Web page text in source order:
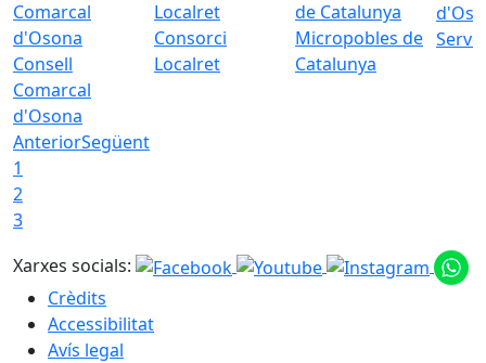
Consell
Comarcal
d'Osona
Consorci
Localret
Micropobles de
Catalunya
AnteriorSegüent
1
2
3
Xarxes socials:
Crèdits
Accessibilitat
Avís legal